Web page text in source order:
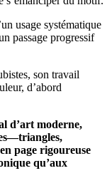
usage systématique
passage progressif
son travail
d’abord
d’art moderne,
page rigoureuse
qu’aux